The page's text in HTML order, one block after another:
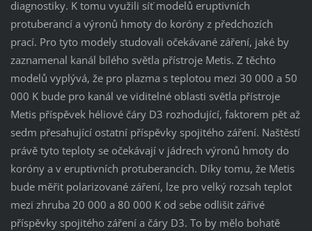
diagnostiky. K tomu využili síť modelů eruptivních
protuberancí a výronů hmoty do koróny z předchozích
prací. Pro tyto modely studovali očekávané záření, jaké by
zaznamenal kanál bílého světla přístroje Metis. Z těchto
modelů vyplývá, že pro plazma s teplotou mezi 30 000 a 50
000 K bude pro kanál ve viditelné oblasti světla přístroje
Metis příspěvek héliové čáry D3 rozhodující, faktorem pět až
sedm přesahující ostatní příspěvky spojitého záření. Naštěstí
právě tyto teploty se očekávají v jádrech výronů hmoty do
koróny a v eruptivních protuberancích. Díky tomu, že Metis
bude měřit polarizované záření, lze pro velký rozsah teplot
mezi zhruba 20 000 a 80 000 K od sebe odlišit zářivé
příspěvky spojitého záření a čáry D3. To by mělo bohatě